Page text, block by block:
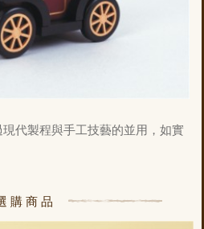
代製程與手工技藝的並用，如實
購商品